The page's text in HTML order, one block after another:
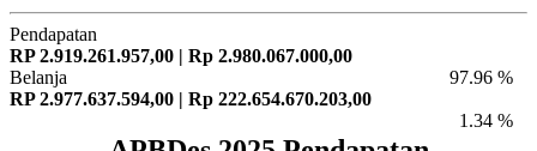
Pendapatan
RP 2.919.261.957,00 | Rp 2.980.067.000,00
97.96 %
Belanja
RP 2.977.637.594,00 | Rp 222.654.670.203,00
1.34 %